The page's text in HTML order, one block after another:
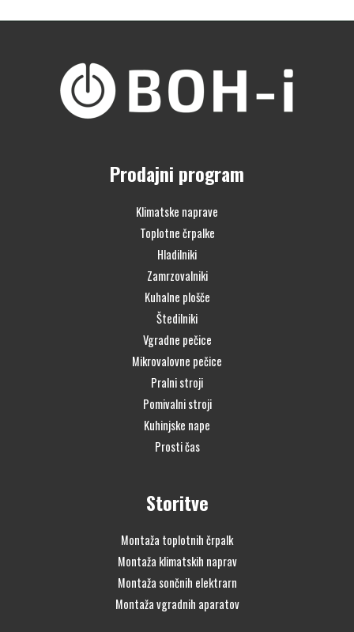
Prodajni program
Klimatske naprave
Toplotne črpalke
Hladilniki
Zamrzovalniki
Kuhalne plošče
Štedilniki
Vgradne pečice
Mikrovalovne pečice
Pralni stroji
Pomivalni stroji
Kuhinjske nape
Prosti čas
Storitve
Montaža toplotnih črpalk
Montaža klimatskih naprav
Montaža sončnih elektrarn
Montaža vgradnih aparatov